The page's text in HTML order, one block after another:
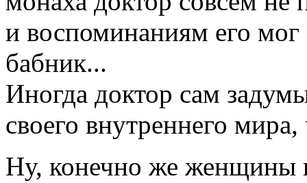
и воспоминаниям его
бабник...
Иногда доктор сам
своего внутреннего
Ну, конечно же женщины